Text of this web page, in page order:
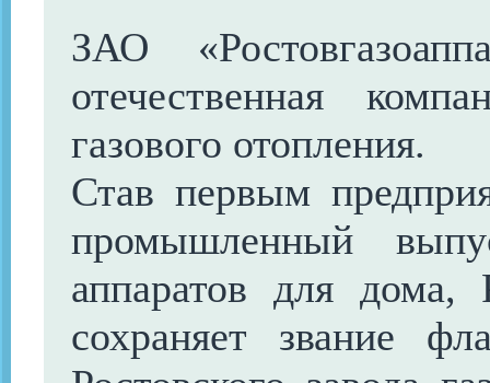
ЗАО
отечественная
газового отопления.
Став первым
промышленный
аппаратов для дома,
сохраняет звание